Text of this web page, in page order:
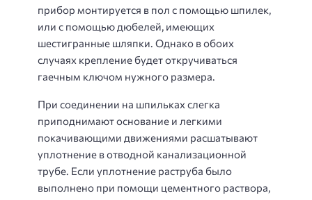
прибор монтируется в пол с помощью шпилек,
или с помощью дюбелей, имеющих
шестигранные шляпки. Однако в обоих
случаях крепление будет откручиваться
гаечным ключом нужного размера.
При соединении на шпильках слегка
приподнимают основание и легкими
покачивающими движениями расшатывают
уплотнение в отводной канализационной
трубе. Если уплотнение раструба было
выполнено при помощи цементного раствора,